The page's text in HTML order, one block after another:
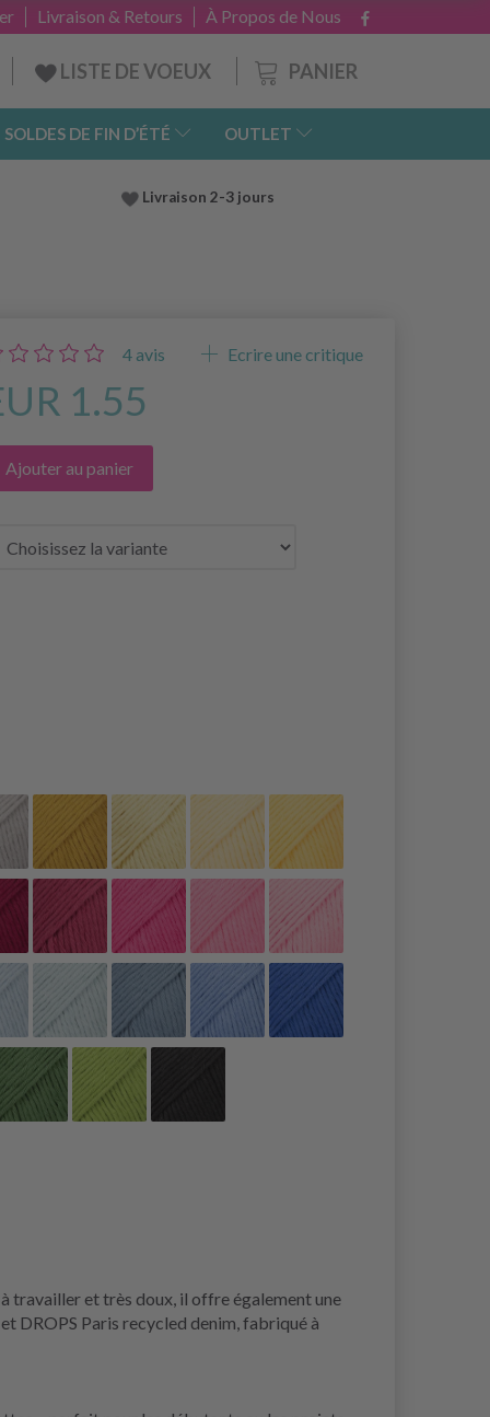
À Propos de Nous
Livraison & Retours
PANIER
LISTE DE VOEUX
SOLDES DE FIN D’ÉTÉ OUTLET
Livraison 2-3 jours
4 avis Ecrire une critique
1.55
Ajouter au panier
travailler et très doux, il offre également une
DROPS Paris recycled denim, fabriqué à